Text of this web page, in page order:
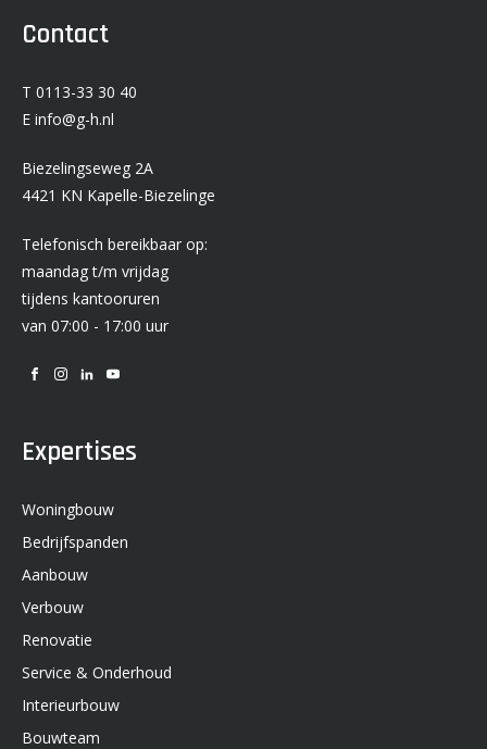
Contact
T 0113-33 30 40
E info@g-h.nl
Biezelingseweg 2A
4421 KN Kapelle-Biezelinge
Telefonisch bereikbaar op:
maandag t/m vrijdag
tijdens kantooruren
van 07:00 - 17:00 uur
Expertises
Woningbouw
Bedrijfspanden
Aanbouw
Verbouw
Renovatie
Service & Onderhoud
Interieurbouw
Bouwteam